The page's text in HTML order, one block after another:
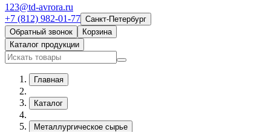
123@td-avrora.ru
+7 (812) 982-01-77 Санкт-Петербург
Обратный звонок
Корзина
Каталог продукции
Главная
Каталог
Металлургическое сырье